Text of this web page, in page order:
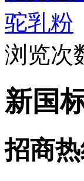
浏览次
新国
招商